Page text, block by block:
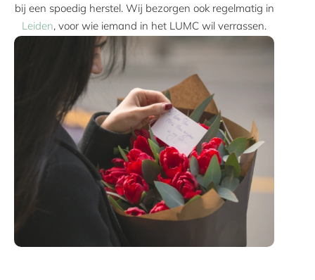
bij een spoedig herstel. Wij bezorgen ook regelmatig in
Leiden, voor wie iemand in het LUMC wil verrassen.